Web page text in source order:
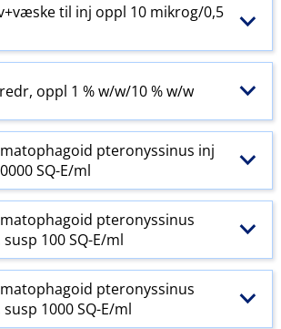
til inj oppl 10 mikrog/0,5
oppl 1 % w​/​w​/​10 % w​/​w
pteronyssinus inj
SQ-E​/​ml
pteronyssinus
100 SQ-E​/​ml
pteronyssinus
1000 SQ-E​/​ml